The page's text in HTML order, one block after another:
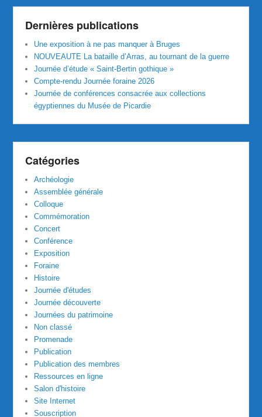
Dernières publications
Une exposition à ne pas manquer à Bruges
NOUVEAUTE La bataille d’Arras, au tournant de la guerre
Journée d’étude « Saint-Bertin gothique »
Compte-rendu Journée foraine 2026
Journée de conférences consacrée aux collections
égyptiennes du Musée de Picardie
Catégories
Archéologie
Assemblée générale
Colloque
Commémoration
Concert
Conférence
Exposition
Foraine
Histoire
Journée d'études
Journée découverte
Journées du patrimoine
Non classé
Promenade
Publication
Publication des membres
Ressources en ligne
Salon d'histoire
Site Internet
Souscription